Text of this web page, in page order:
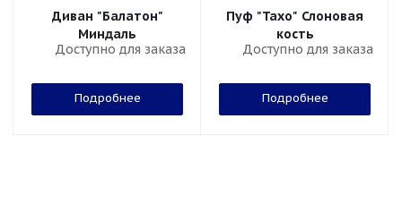
Диван "Балатон"
Миндаль
Доступно для заказа
Подробнее
Пуф "Тахо" Слоновая
кость
Доступно для заказа
Подробнее